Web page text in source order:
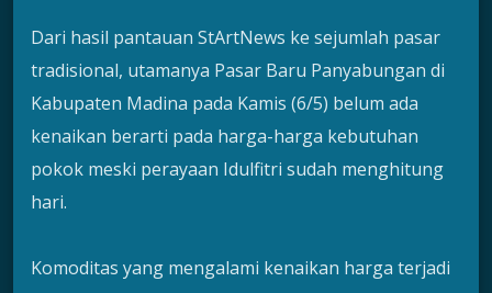
Dari hasil pantauan StArtNews ke sejumlah pasar
tradisional, utamanya Pasar Baru Panyabungan di
Kabupaten Madina pada Kamis (6/5) belum ada
kenaikan berarti pada harga-harga kebutuhan
pokok meski perayaan Idulfitri sudah menghitung
hari.
Komoditas yang mengalami kenaikan harga terjadi